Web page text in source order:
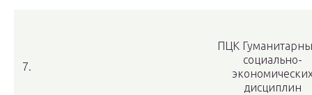
7.
ПЦК
социально-
дисциплин